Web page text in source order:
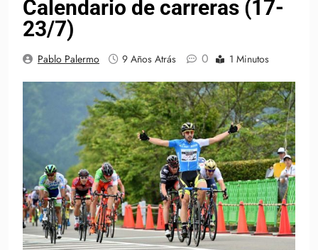
Calendario de carreras (17-
23/7)
Pablo Palermo 9 Años Atrás 0 1 Minutos